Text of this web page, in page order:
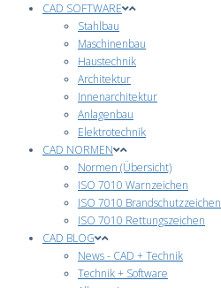
CAD SOFTWARE
Stahlbau
Maschinenbau
Haustechnik
Architektur
Innenarchitektur
Anlagenbau
Elektrotechnik
CAD NORMEN
Normen (Übersicht)
ISO 7010 Warnzeichen
ISO 7010 Brandschutzzeichen
ISO 7010 Rettungszeichen
CAD BLOG
News - CAD + Technik
Technik + Software